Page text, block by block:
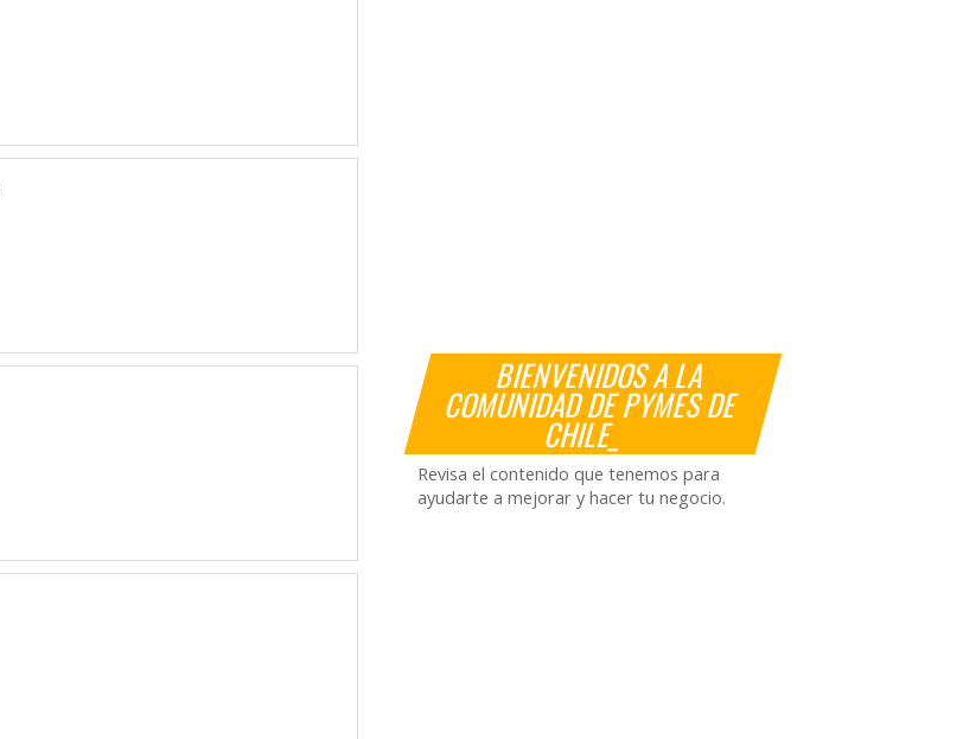
BIENVENIDOS A LA
COMUNIDAD DE PYMES DE
CHILE_
Revisa el contenido que tenemos para
ayudarte a mejorar y hacer tu negocio.